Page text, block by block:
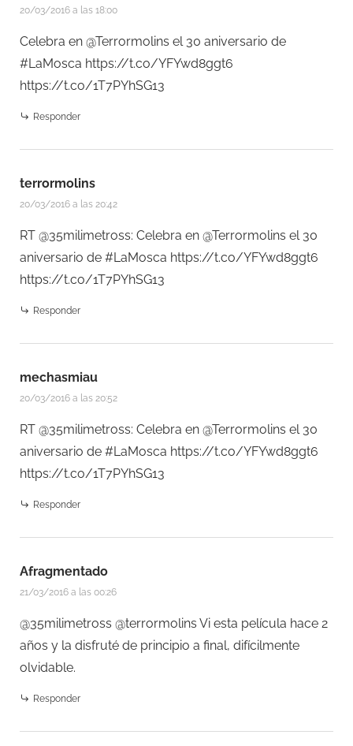
20/03/2016 a las 18:00
Celebra en @Terrormolins el 30 aniversario de
#LaMosca https://t.co/YFYwd8ggt6
https://t.co/1T7PYhSG13
Responder
terrormolins
20/03/2016 a las 20:42
RT @35milimetross: Celebra en @Terrormolins el 30
aniversario de #LaMosca https://t.co/YFYwd8ggt6
https://t.co/1T7PYhSG13
Responder
mechasmiau
20/03/2016 a las 20:52
RT @35milimetross: Celebra en @Terrormolins el 30
aniversario de #LaMosca https://t.co/YFYwd8ggt6
https://t.co/1T7PYhSG13
Responder
Afragmentado
21/03/2016 a las 00:26
@35milimetross @terrormolins Vi esta película hace 2
años y la disfruté de principio a final, difícilmente
olvidable.
Responder